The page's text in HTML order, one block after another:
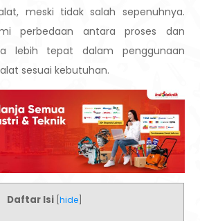
meski tidak salah sepenuhnya.
perbedaan antara proses dan
lebih tepat dalam penggunaan
sesuai kebutuhan.
Daftar Isi [hide